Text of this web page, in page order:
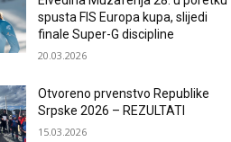
spusta FIS Europa kupa, slijedi
finale Super-G discipline
20.03.2026
Otvoreno prvenstvo Republike
Srpske 2026 – REZULTATI
15.03.2026